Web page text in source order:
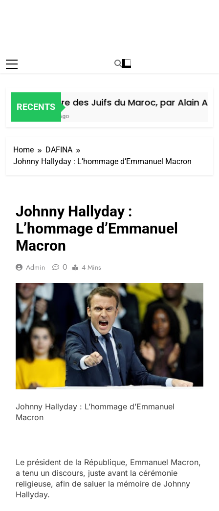
RECENTS
Histoire des Juifs du Maroc, par Alain Amiel
6 Jours Ago
Home
DAFINA
Johnny Hallyday : L’hommage d’Emmanuel Macron
Johnny Hallyday :
L’hommage d’Emmanuel
Macron
Admin 0 4 Mins
Johnny Hallyday : L’hommage d’Emmanuel
Macron
Le président de la République, Emmanuel Macron,
a tenu un discours, juste avant la cérémonie
religieuse, afin de saluer la mémoire de Johnny
Hallyday.